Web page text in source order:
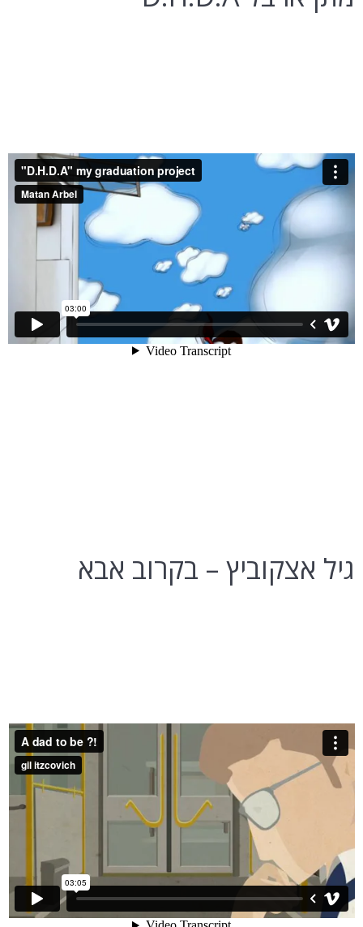
גיל אצקוביץ – בקרוב אבא